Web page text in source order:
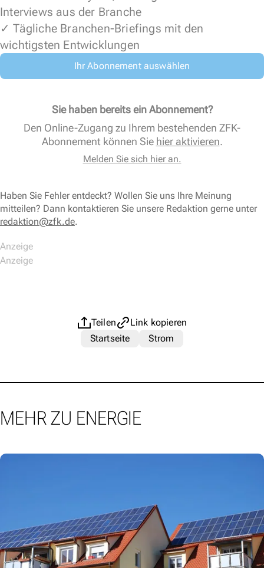
Interviews aus der Branche
✓ Tägliche Branchen-Briefings mit den
wichtigsten Entwicklungen
Ihr Abonnement auswählen
Sie haben bereits ein Abonnement?
Den Online-Zugang zu Ihrem bestehenden ZFK-
Abonnement können Sie hier aktivieren.
Melden Sie sich hier an.
Haben Sie Fehler entdeckt? Wollen Sie uns Ihre Meinung
mitteilen? Dann kontaktieren Sie unsere Redaktion gerne unter
redaktion@zfk.de.
Teilen
Link kopieren
Startseite
Strom
MEHR ZU ENERGIE